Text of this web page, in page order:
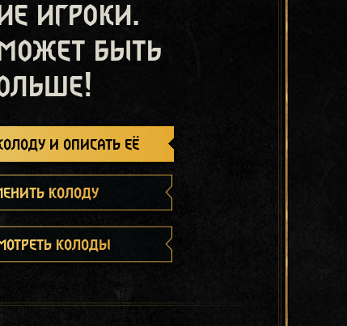
игроки.
быть
и описать её
колоду
колоды